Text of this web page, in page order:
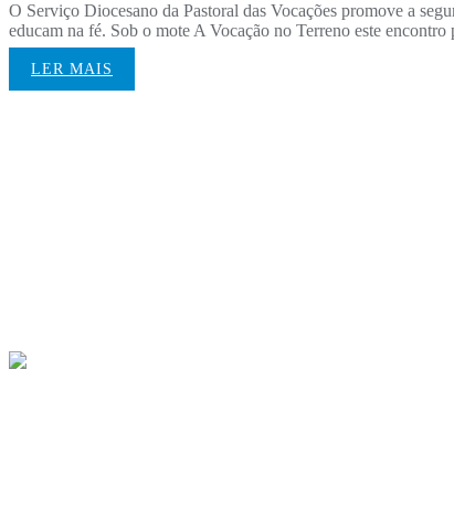
O Serviço Diocesano da Pastoral das Vocações promove a
educam na fé. Sob o mote A Vocação no Terreno este
LER MAIS